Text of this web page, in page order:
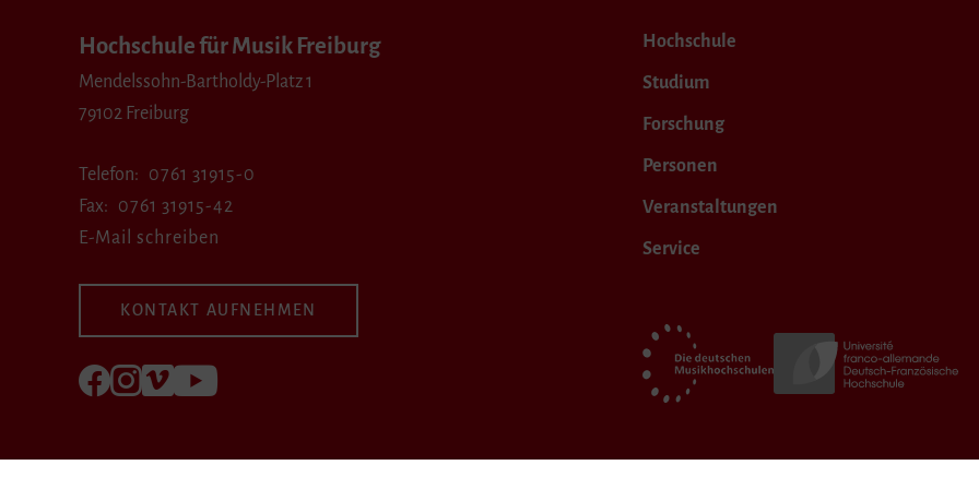
Hochschule für Musik Freiburg
Mendelssohn-Bartholdy-Platz 1
79102 Freiburg
Telefon
0761 31915-0
Fax
0761 31915-42
E-Mail schreiben
KONTAKT AUFNEHMEN
Folgen Sie uns auf Facebook
Folgen Sie uns auf Instagram
Besuchen Sie uns bei Vimeo
Hochschule
Studium
Forschung
Personen
Veranstaltungen
Service